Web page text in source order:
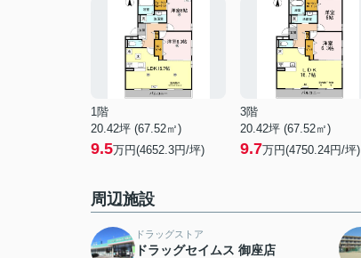
1階
20.42坪 (67.52㎡)
9.5万円(4652.3円/坪)
3階
20.42坪 (67.52㎡)
9.7万円(4750.24円/坪)
周辺施設
ドラッグストア
ドラッグセイムス 御座店